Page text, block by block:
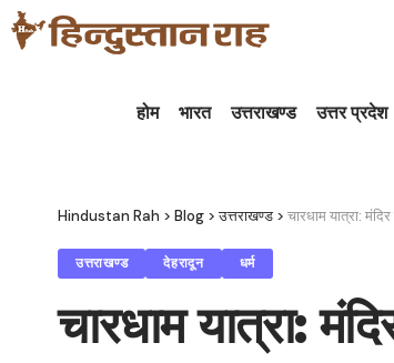
होम भारत उत्तराखण्ड उत्तर प्रदेश
Hindustan Rah > Blog >उत्तराखण्ड > चारधाम यात्रा:
उत्तराखण्ड देहरादून धर्म
चारधाम यात्रा: